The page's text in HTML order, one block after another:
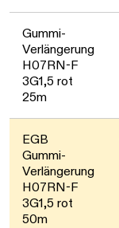
Gummi-
Verlängerung
H07RN-F
3G1,5 rot
25m
EGB
Gummi-
Verlängerung
H07RN-F
3G1,5 rot
50m